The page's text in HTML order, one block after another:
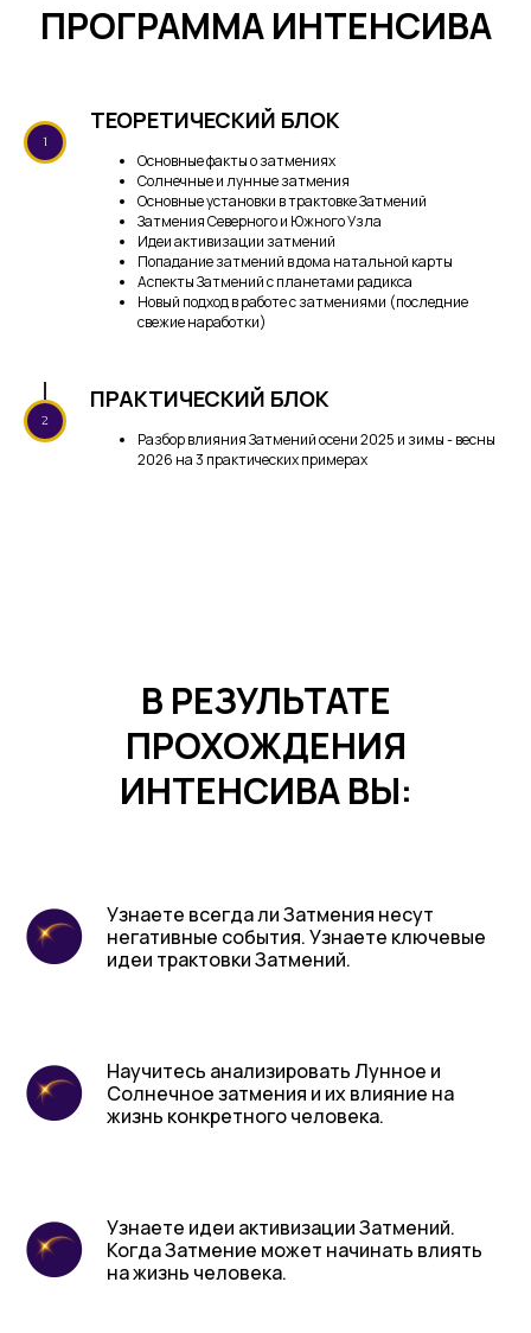
ПРОГРАММА ИНТЕНСИВА
ТЕОРЕТИЧЕСКИЙ БЛОК
Основные факты о затмениях
Солнечные и лунные затмения
Основные установки в трактовке Затмений
Затмения Северного и Южного Узла
Идеи активизации затмений
Попадание затмений в дома натальной карты
Аспекты Затмений с планетами радикса
Новый подход в работе с затмениями (последние
свежие наработки)
ПРАКТИЧЕСКИЙ БЛОК
Разбор влияния Затмений осени 2025 и зимы - весны
2026 на 3 практических примерах
В РЕЗУЛЬТАТЕ
ПРОХОЖДЕНИЯ
ИНТЕНСИВА ВЫ:
Узнаете всегда ли Затмения несут
негативные события. Узнаете ключевые
идеи трактовки Затмений.
Научитесь анализировать Лунное и
Солнечное затмения и их влияние на
жизнь конкретного человека.
Узнаете идеи активизации Затмений.
Когда Затмение может начинать влиять
на жизнь человека.